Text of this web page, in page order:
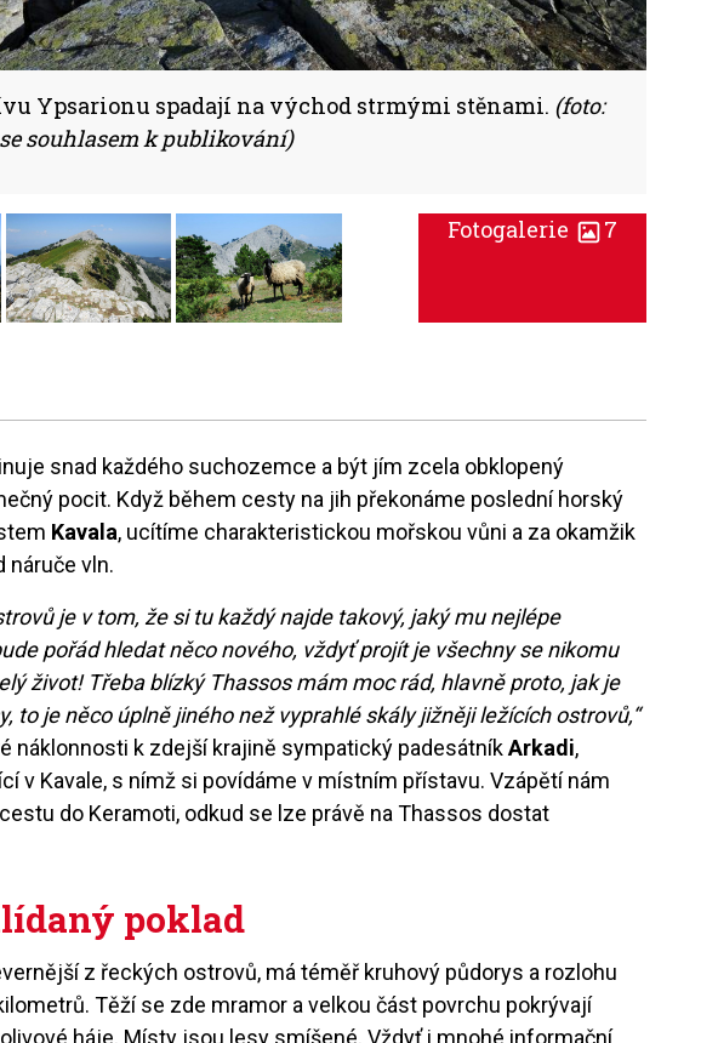
Ypsarionu spadají na východ strmými stěnami. (foto:
souhlasem k publikování)
Fotogalerie 7
snad každého suchozemce a být jím zcela obklopený
pocit. Když během cesty na jih překonáme poslední horský
Kavala, ucítíme charakteristickou mořskou vůni a za okamžik
náruče vln.
je v tom, že si tu každý najde takový, jaký mu nejlépe
pořád hledat něco nového, vždyť projít je všechny se nikomu
život! Třeba blízký Thassos mám moc rád, hlavně proto, jak je
to je něco úplně jiného než vyprahlé skály jižněji ležících ostrovů,“
náklonnosti k zdejší krajině sympatický padesátníkArkadi,
v Kavale, s nímž si povídáme v místním přístavu. Vzápětí nám
do Keramoti, odkud se lze právě na Thassos dostat
poklad
z řeckých ostrovů, má téměř kruhový půdorys a rozlohu
Těží se zde mramor a velkou část povrchu pokrývají
háje. Místy jsou lesy smíšené. Vždyť i mnohé informační